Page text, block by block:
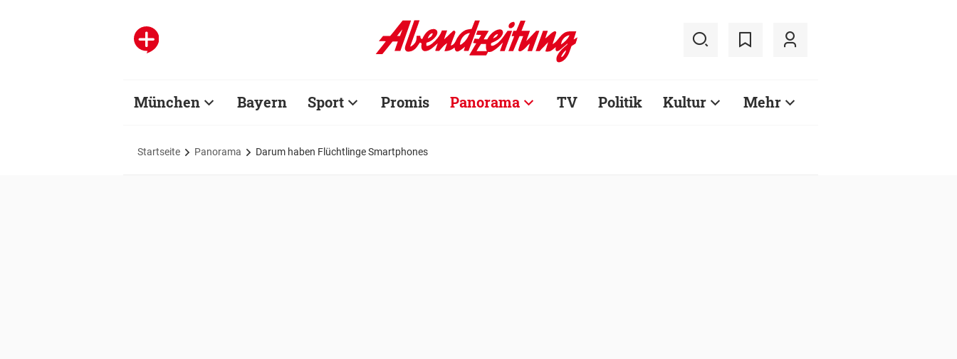
München Bayern Sport Promis Panorama TV Politik Kultur Mehr
Startseite Panorama Darum haben Flüchtlinge Smartphones